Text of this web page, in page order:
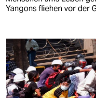
Yangons fliehen vor der